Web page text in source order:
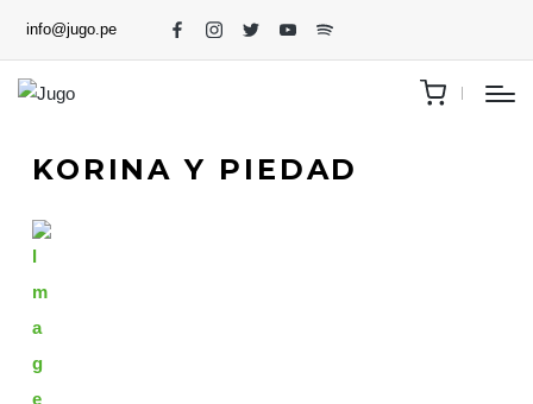
info@jugo.pe
KORINA Y PIEDAD